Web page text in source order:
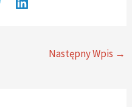
Następny Wpis →